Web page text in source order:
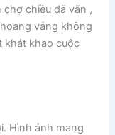
chiều đã vãn ,
vắng không
khát khao cuộc
Hình ảnh mang